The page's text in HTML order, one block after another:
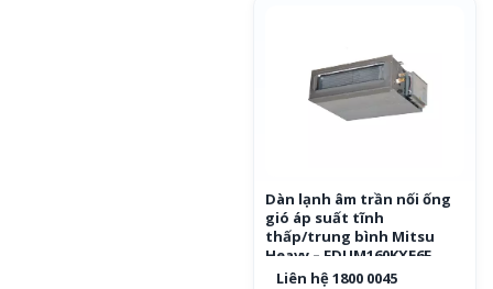
Dàn lạnh âm trần nối ống
gió áp suất tĩnh
thấp/trung bình Mitsu
Heavy – FDUM160KXE6F
Liên hệ 1800 0045